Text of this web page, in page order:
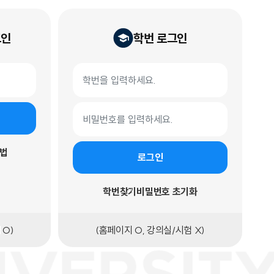
O)
학번 로그인
로그인
학번찾기 비밀번호 초기화
(홈페이지 O, 강의실/시험 X)